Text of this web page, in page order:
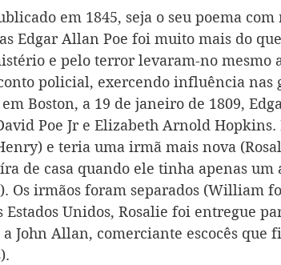
em 1845, seja o seu poema
Edgar Allan Poe foi muito mais do
e pelo terror levaram-no mesmo
policial, exercendo influência nas
Boston, a 19 de janeiro de 1809,
Poe Jr e Elizabeth Arnold Hopkins.
e teria uma irmã mais nova
de casa quando ele tinha apenas um
Os irmãos foram separados (William
Unidos, Rosalie foi entregue
John Allan, comerciante escocês que